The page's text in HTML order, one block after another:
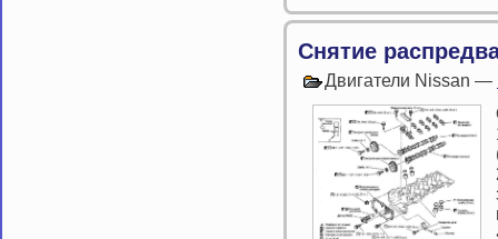
Снятие
Двигатели Nissan —